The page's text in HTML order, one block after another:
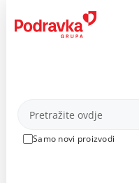
content
Proizvodi
Samo novi proizvodi